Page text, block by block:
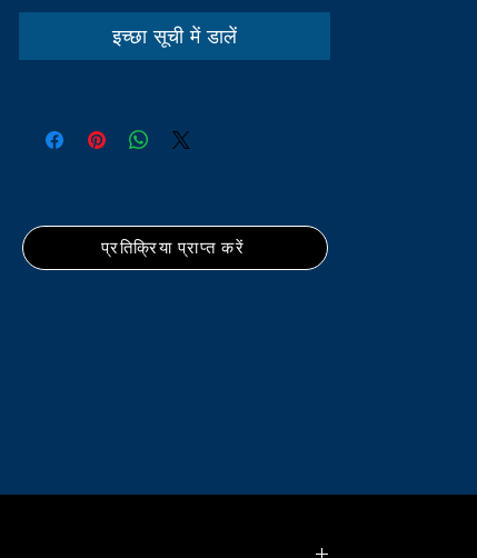
इच्छा सूची में डालें
प्रतिक्रिया प्राप्त करें